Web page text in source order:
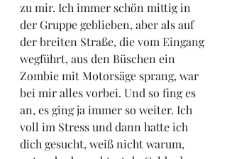
zu mir. Ich immer schön mittig in
der Gruppe geblieben, aber als auf
der breiten Straße, die vom Eingang
wegführt, aus den Büschen ein
Zombie mit Motorsäge sprang, war
bei mir alles vorbei. Und so fing es
an, es ging ja immer so weiter. Ich
voll im Stress und dann hatte ich
dich gesucht, weiß nicht warum,